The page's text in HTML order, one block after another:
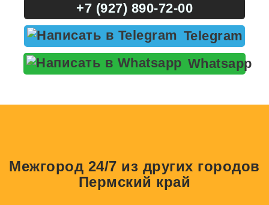
+7 (927) 890-72-00
Telegram
Whatsapp
Межгород 24/7 из других городов
Пермский край